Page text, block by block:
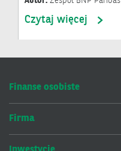
Czytaj więcej
Finanse osobiste
Firma